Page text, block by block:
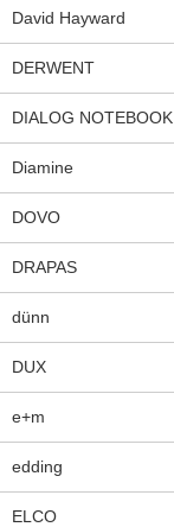
David Hayward
DERWENT
DIALOG NOTEBOOK
Diamine
DOVO
DRAPAS
dünn
DUX
e+m
edding
ELCO